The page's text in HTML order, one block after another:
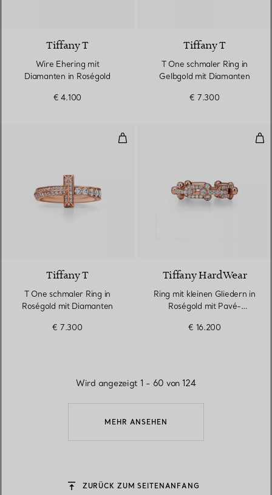
Tiffany T
Wire Ehering mit
Diamanten in Roségold
€ 4.100
Tiffany T
T One schmaler Ring in
Gelbgold mit Diamanten
€ 7.300
T One schmaler Ring in
Tiffany T
T One schmaler Ring in
Roségold mit Diamanten
€ 7.300
Tiffany HardWear
Ring mit kleinen Gliedern in
Roségold mit Pavé-
€ 16.200
MEHR ANSEHEN
Wird angezeigt 1 - 60 von 124
ZURÜCK ZUM SEITENANFANG